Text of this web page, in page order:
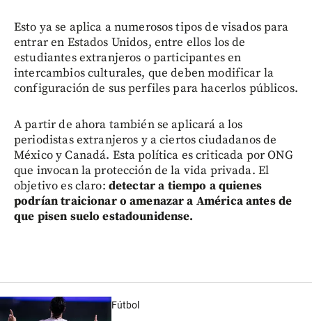
Esto ya se aplica a numerosos tipos de visados para
entrar en Estados Unidos, entre ellos los de
estudiantes extranjeros o participantes en
intercambios culturales, que deben modificar la
configuración de sus perfiles para hacerlos públicos.
A partir de ahora también se aplicará a los
periodistas extranjeros y a ciertos ciudadanos de
México y Canadá. Esta política es criticada por ONG
que invocan la protección de la vida privada. El
objetivo es claro: detectar a tiempo a quienes
podrían traicionar o amenazar a América antes de
que pisen suelo estadounidense.
Fútbol